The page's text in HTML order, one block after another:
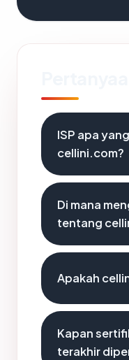
ISP apa
cellini.com?
Di mana
tentang
Apakah
Kapan
terakhir